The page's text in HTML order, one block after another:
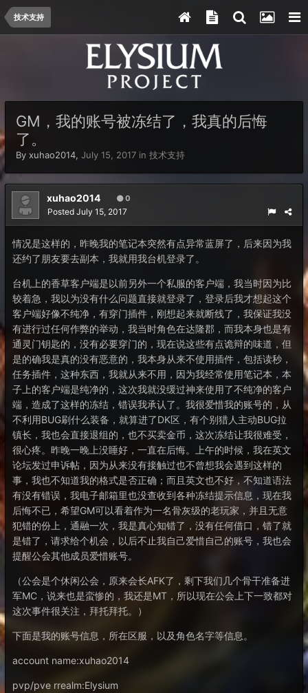
技术支持
GM，我的账号被冻结了，我真的后悔
了。
By xuhao2014, July 15, 2017 in 技术支持
xuhao2014 0
Posted July 15, 2017
情况是这样的，昨晚我的笔记本突然有点异常蓝屏了，后来因为我
还约了朋友要去副本，我就用我台机登录了。
台机上的香草客户端是以前另外一个私服的客户端，我当时因为比
较着急，我以为没有什么问题直接就登录了，登录后我才想起这个
客户端好像不纯净，有穿门插件，刚想起来就断线了，我保证我没
有进行过任何作弊的举动，我当时角色在达隆郡，而我本身也是有
通灵门钥匙的，没有必要穿门的，现在说这些有点诡辩的味道，但
是的确我是真的没有恶意的，我本身从来不使用插件，包括读秒，
任务插件，这种东西，我就从来不用，因为我经常使用笔记本，本
子上的客户端是纯净的，这次我就没缓过神来使用了不纯净的客户
端，造成了这样的冻结，错误我承认了。我很爱惜我的账号的，从
不利用BUG刷什么装备，就算进了DK区，有个别猎人主动BUG拉
镇长，我也会直接退组的，也不买卖金币，这次冻结让我很难受，
很心疼。昨晚一晚上没睡好，一直在后悔。上午的时候，我在英文
论坛发过申诉帖，因为从来没有接触过也不曾想我会遇到这样的
事，我也不知道我的格式是否正确；而且英文也不好，不知道语法
有没有错误，我电子邮箱里也没查收到各种冻结提示信息，现在我
后悔不已，希望GM可以看着作为一名骨灰级的老玩家，并且无意
犯错的份上，通融一次，我是真心知错了，没有任何借口，错了就
是错了，请求给个机会，以后不止我自己爱惜自己的账号，我也会
提醒公会其他成员爱惜账号。
（公会是个休闲公会，原来会长AFK了，剩下我们几个骨干准备进
军MC，说来也是蛮惨的，我还是MT，所以现在公会上下一致都对
这次事件很关注，拜托拜托。）
下面是我的账号信息，所在区服，以及角色名字等信息。
account name:xuhao2014
pvp/pve rrealm:Elysium